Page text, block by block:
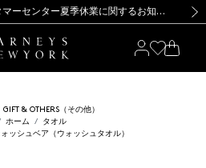
新規登録のお客様も対象！＜MY BARNEYS＞会員のお客様は11,000円（税込）以上のお買上げで常時送料無料！お買い物の際は会員登録を！
一時停止のお知らせ】(2026.8.7) 【オンラインストア カスタマーセンター夏季休業に関するお知らせ】（2026.8.7）
【夏季休業に伴う返品・交換承り一時停止のお知らせ】（2026.8.5）
影響によるお荷物のお届けについて
SALEのご案内・ご注意事項 新規登録のお客様も対象！＜MY BARNEYS＞会員のお客様は11,000円（税込）以上のお買上げで常時送料無料！お買い物の際は会員登録を！
一時停止のお知らせ】(2026.8.7)
GIFT & OTHERS（その他）
ホーム
タオル
ッシュベア（ウォッシュタオル）